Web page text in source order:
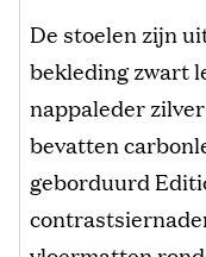
De stoelen zijn
bekleding zwart
nappaleder
bevatten
geborduurd